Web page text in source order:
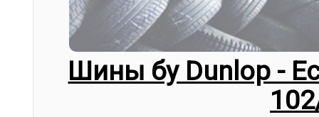
Шины бу Dunlop -